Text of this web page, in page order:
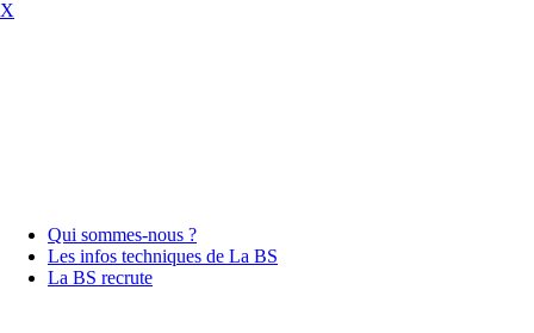
X
Qui sommes-nous ?
Les infos techniques de La BS
La BS recrute